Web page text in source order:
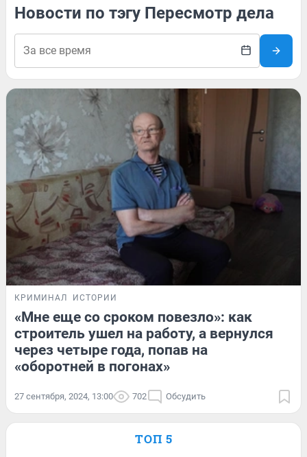
Новости по тэгу Пересмотр дела
КРИМИНАЛ ИСТОРИИ
«Мне еще со сроком повезло»: как
строитель ушел на работу, а вернулся
через четыре года, попав на
«оборотней в погонах»
27 сентября, 2024, 13:00 702 Обсудить
ТОП 5